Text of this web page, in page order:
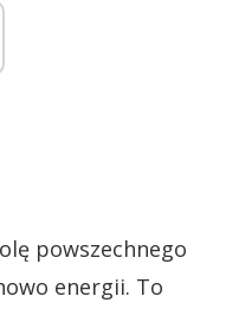
powszechnego
energii. To